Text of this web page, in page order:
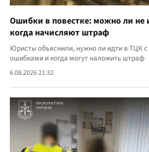
Ошибки в повестке: можно ли не
когда начисляют штраф
Юристы объяснили, нужно ли идти в ТЦК с
ошибками и когда могут наложить штраф
6.08.2026 21:32